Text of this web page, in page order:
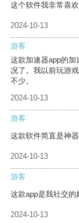
这个软件我非常喜欢
2024-10-13
游客
这款加速器app的
况了。我以前玩游
不少。
2024-10-13
游客
这款软件简直是神
2024-10-13
游客
这款app是我社交的
2024-10-13